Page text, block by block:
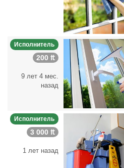
Исполнитель
200 ₶
9 лет 4 мес.
назад
Исполнитель
3 000 ₶
1 лет назад